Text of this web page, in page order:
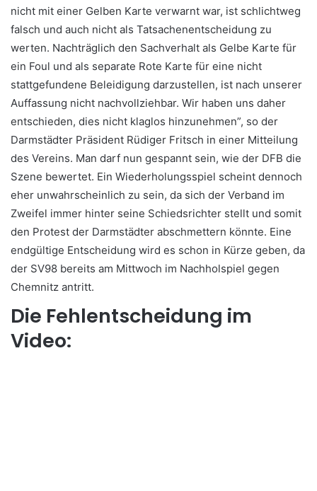
nicht mit einer Gelben Karte verwarnt war, ist schlichtweg
falsch und auch nicht als Tatsachenentscheidung zu
werten. Nachträglich den Sachverhalt als Gelbe Karte für
ein Foul und als separate Rote Karte für eine nicht
stattgefundene Beleidigung darzustellen, ist nach unserer
Auffassung nicht nachvollziehbar. Wir haben uns daher
entschieden, dies nicht klaglos hinzunehmen”, so der
Darmstädter Präsident Rüdiger Fritsch in einer Mitteilung
des Vereins. Man darf nun gespannt sein, wie der DFB die
Szene bewertet. Ein Wiederholungsspiel scheint dennoch
eher unwahrscheinlich zu sein, da sich der Verband im
Zweifel immer hinter seine Schiedsrichter stellt und somit
den Protest der Darmstädter abschmettern könnte. Eine
endgültige Entscheidung wird es schon in Kürze geben, da
der SV98 bereits am Mittwoch im Nachholspiel gegen
Chemnitz antritt.
Die Fehlentscheidung im
Video: